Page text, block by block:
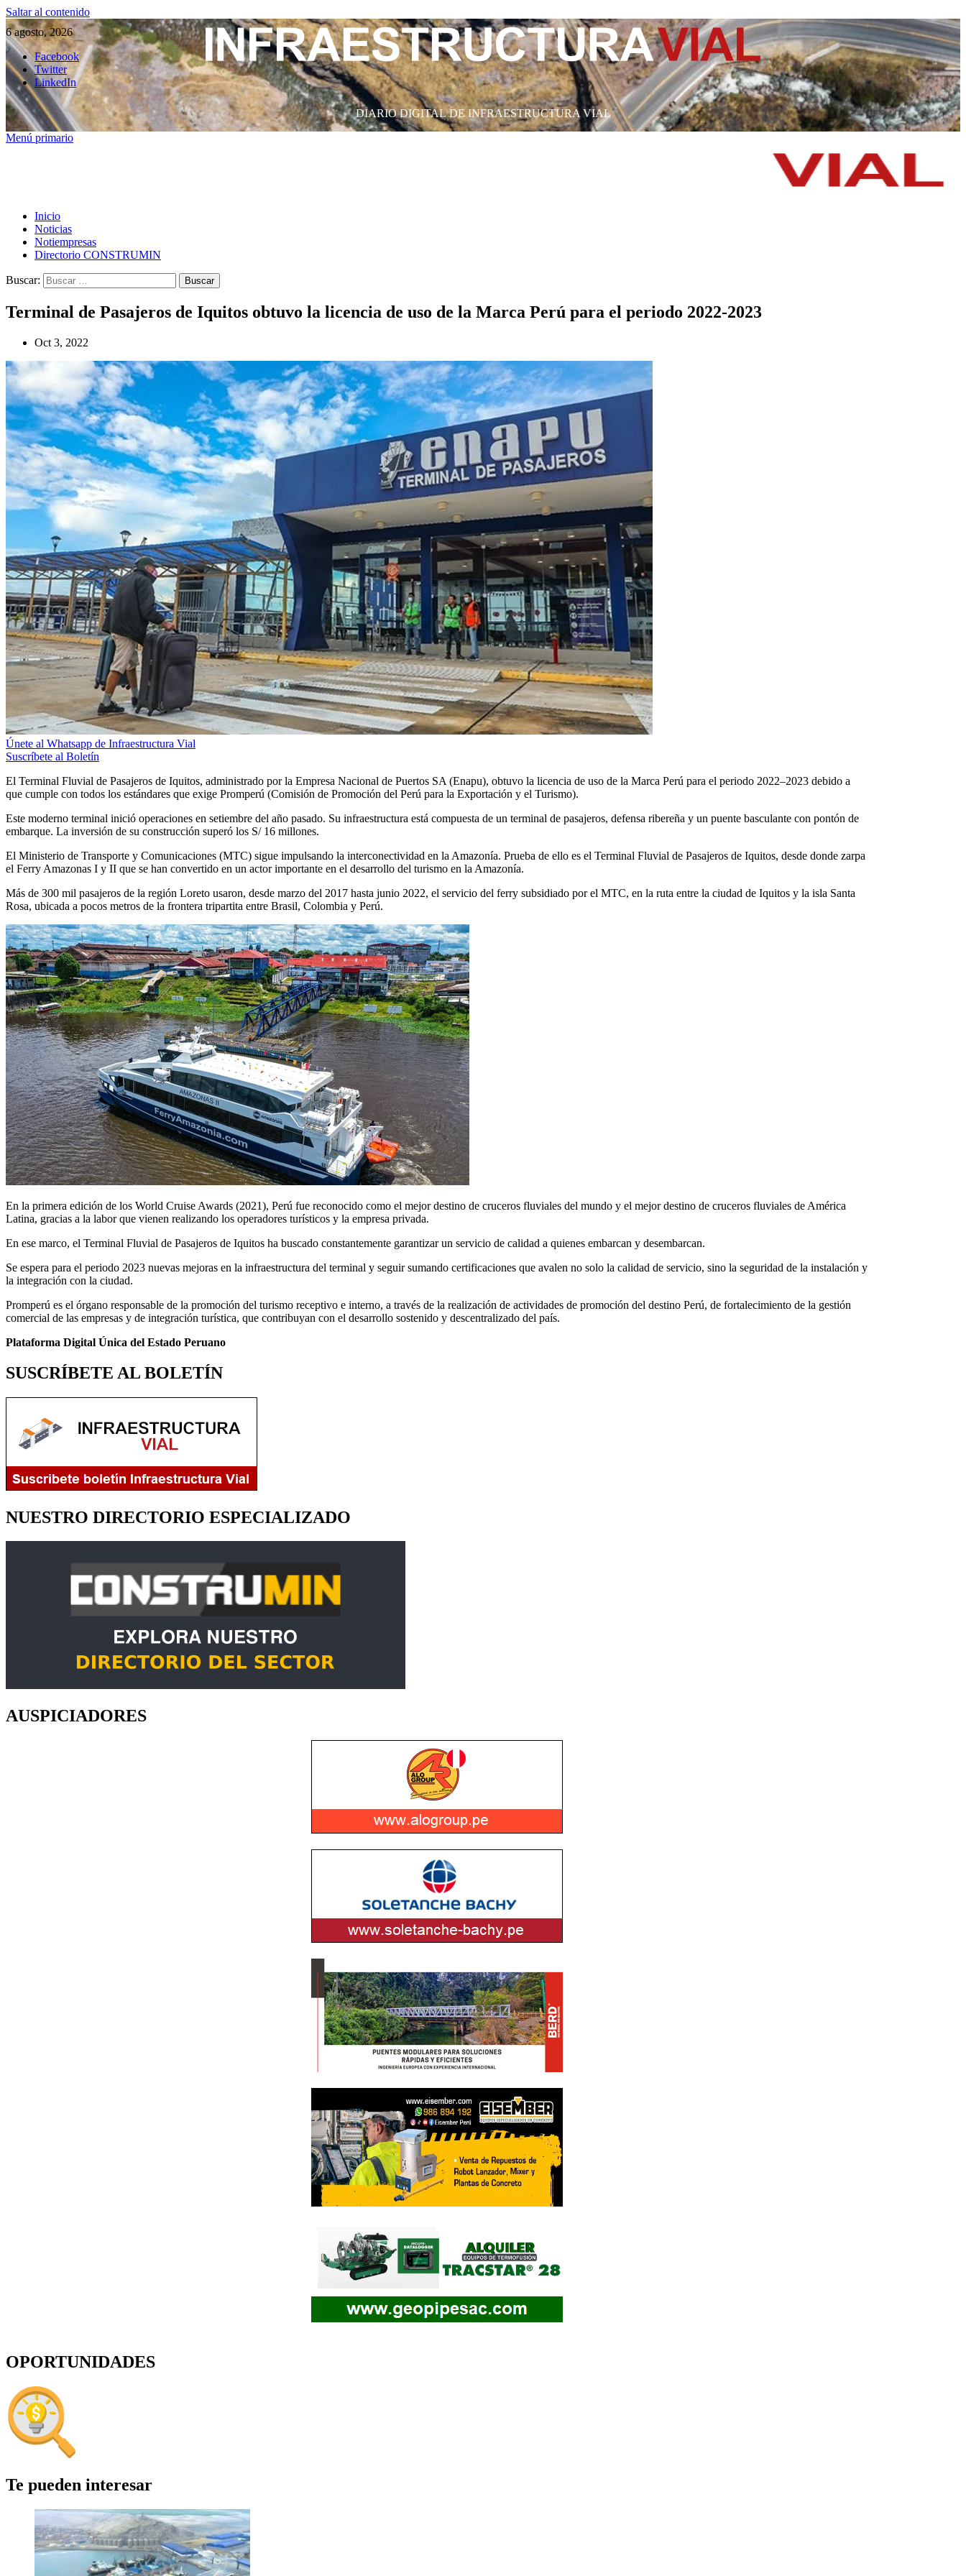
Saltar al contenido
6 agosto, 2026
Facebook
Twitter
LinkedIn
DIARIO DIGITAL DE INFRAESTRUCTURA VIAL
Menú primario
Inicio
Noticias
Notiempresas
Directorio CONSTRUMIN
Buscar:
Terminal de Pasajeros de Iquitos obtuvo la licencia de uso de la Marca Perú para el periodo 2022-2023
Oct 3, 2022
Únete al Whatsapp de Infraestructura Vial
Suscríbete al Boletín
El Terminal Fluvial de Pasajeros de Iquitos, administrado por la Empresa Nacional de Puertos SA (Enapu), obtuvo la licencia de uso de la Marca Perú para el periodo 2022–2023 debido a
que cumple con todos los estándares que exige Promperú (Comisión de Promoción del Perú para la Exportación y el Turismo).
Este moderno terminal inició operaciones en setiembre del año pasado. Su infraestructura está compuesta de un terminal de pasajeros, defensa ribereña y un puente basculante con pontón de
embarque. La inversión de su construcción superó los S/ 16 millones.
El Ministerio de Transporte y Comunicaciones (MTC) sigue impulsando la interconectividad en la Amazonía. Prueba de ello es el Terminal Fluvial de Pasajeros de Iquitos, desde donde zarpa
el Ferry Amazonas I y II que se han convertido en un actor importante en el desarrollo del turismo en la Amazonía.
Más de 300 mil pasajeros de la región Loreto usaron, desde marzo del 2017 hasta junio 2022, el servicio del ferry subsidiado por el MTC, en la ruta entre la ciudad de Iquitos y la isla Santa
Rosa, ubicada a pocos metros de la frontera tripartita entre Brasil, Colombia y Perú.
En la primera edición de los World Cruise Awards (2021), Perú fue reconocido como el mejor destino de cruceros fluviales del mundo y el mejor destino de cruceros fluviales de América
Latina, gracias a la labor que vienen realizando los operadores turísticos y la empresa privada.
En ese marco, el Terminal Fluvial de Pasajeros de Iquitos ha buscado constantemente garantizar un servicio de calidad a quienes embarcan y desembarcan.
Se espera para el periodo 2023 nuevas mejoras en la infraestructura del terminal y seguir sumando certificaciones que avalen no solo la calidad de servicio, sino la seguridad de la instalación y
la integración con la ciudad.
Promperú es el órgano responsable de la promoción del turismo receptivo e interno, a través de la realización de actividades de promoción del destino Perú, de fortalecimiento de la gestión
comercial de las empresas y de integración turística, que contribuyan con el desarrollo sostenido y descentralizado del país.
Plataforma Digital Única del Estado Peruano
SUSCRÍBETE AL BOLETÍN
NUESTRO DIRECTORIO ESPECIALIZADO
AUSPICIADORES
OPORTUNIDADES
Te pueden interesar